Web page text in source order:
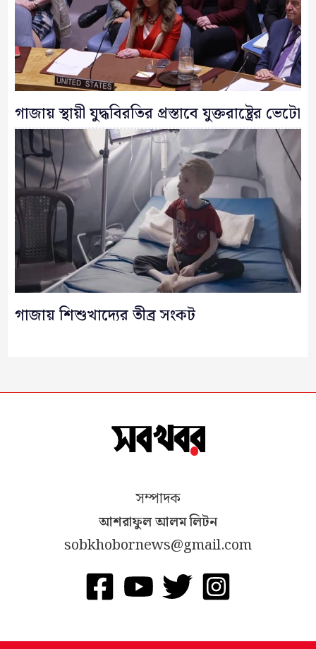
গাজায় স্থায়ী যুদ্ধবিরতির প্রস্তাবে যুক্তরাষ্ট্রের ভেটো
গাজায় শিশুখাদ্যের তীব্র সংকট
সম্পাদক
আশরাফুল আলম লিটন
sobkhobornews@gmail.com